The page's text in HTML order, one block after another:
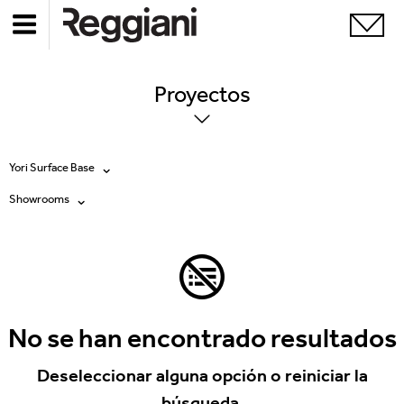
Proyectos
Yori Surface Base
Todos los productos
Mood Evo
Traceline System
Showrooms
No se han encontrado resultados
Deseleccionar alguna opción o reiniciar la